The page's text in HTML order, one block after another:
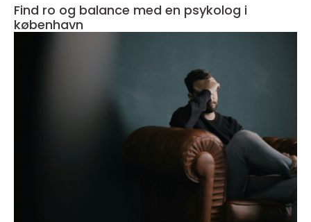
Find ro og balance med en psykolog i
københavn